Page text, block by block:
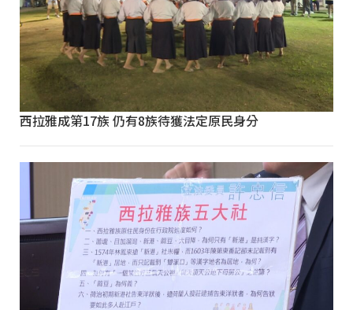
西拉雅成第17族 仍有8族待獲法定原民身分